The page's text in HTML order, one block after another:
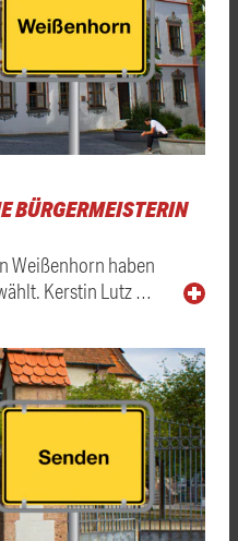
BÜRGERMEISTERIN
Weißenhorn haben
Kerstin Lutz …